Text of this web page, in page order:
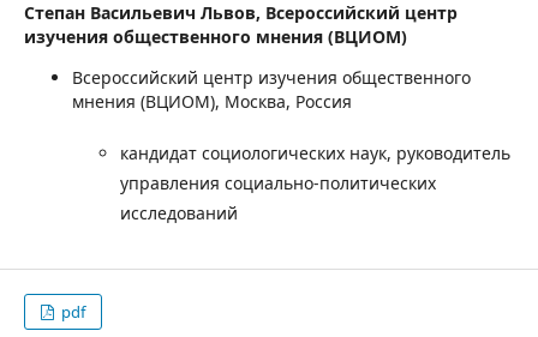
Степан Васильевич Львов, Всероссийский центр
изучения общественного мнения (ВЦИОМ)
Всероссийский центр изучения общественного
мнения (ВЦИОМ), Москва, Россия
кандидат социологических наук, руководитель
управления социально-политических
исследований
pdf